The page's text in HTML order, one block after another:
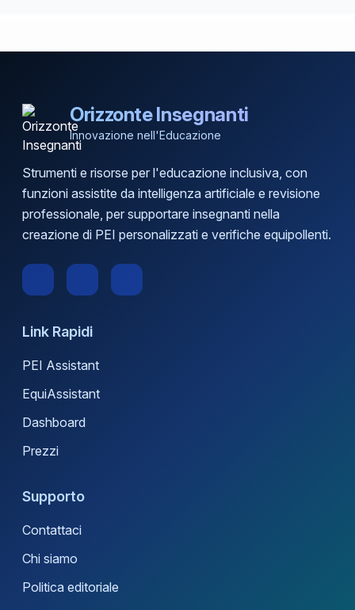
Orizzonte Insegnanti
Innovazione nell'Educazione
Strumenti e risorse per l'educazione inclusiva, con
funzioni assistite da intelligenza artificiale e revisione
professionale, per supportare insegnanti nella
creazione di PEI personalizzati e verifiche equipollenti.
Link Rapidi
PEI Assistant
EquiAssistant
Dashboard
Prezzi
Supporto
Contattaci
Chi siamo
Politica editoriale